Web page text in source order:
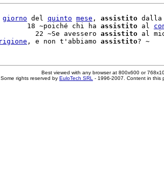
giorno del quinto mese , assistito dalla
18 ~poiché chi ha assistito al
22 ~Se avessero assistito al
, e non t'abbiamo assistito
Best viewed with any browser at 800x600 or
rights reserved by EuloTech SRL - 1996-2007. Content in this